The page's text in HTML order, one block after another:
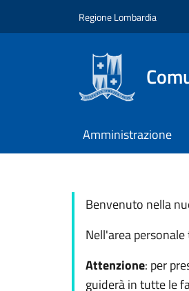
Regione Lombardia
Amministrazione
Benvenuto nella
Nell'area
Attenzione: per
guiderà in tutte le